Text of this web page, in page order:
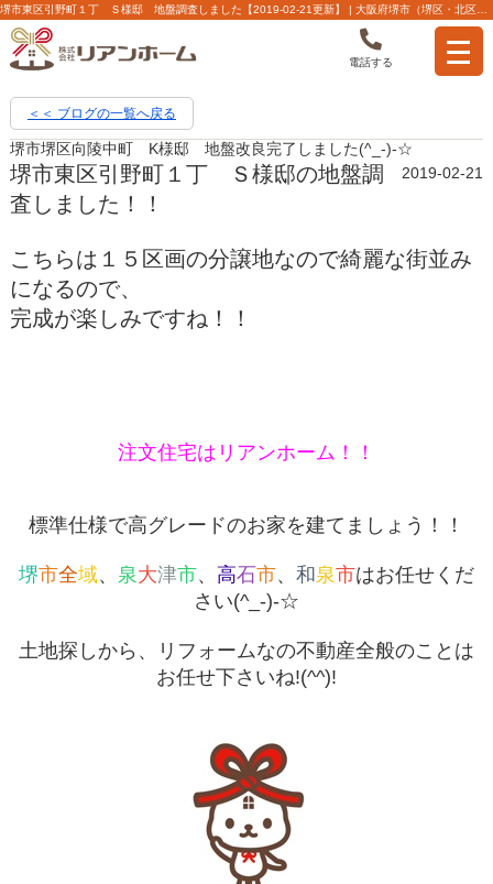
電話する
＜＜ ブログの一覧へ戻る
堺市堺区向陵中町 K様邸 地盤改良完了しました(^_-)-☆
2019-02-21
堺市東区引野町１丁 Ｓ様邸の地盤調
査しました！！
こちらは１５区画の分譲地なので綺麗な街並み
になるので、
完成が楽しみですね！！
注文住宅はリアンホーム！！
標準仕様で高グレードのお家を建てましょう！！
堺市全域、 泉大津市、 高石市、 和泉市はお任せくだ
さい(^_-)-☆
土地探しから、リフォームなの不動産全般のことは
お任せ下さいね!(^^)!